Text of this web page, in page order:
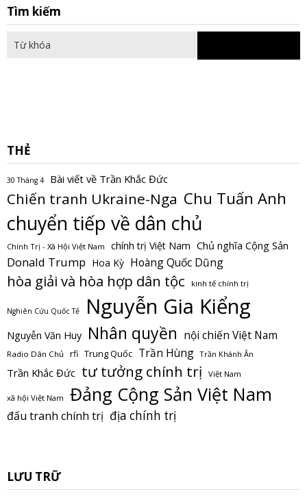
Tìm kiếm
THẺ
30 Tháng 4 Bài viết về Trần Khắc Đức
Chiến tranh Ukraine-Nga Chu Tuấn Anh
chuyển tiếp về dân chủ
Chính Trị - Xã Hội Việt Nam chính trị Việt Nam Chủ nghĩa Cộng Sản
Donald Trump Hoa Kỳ Hoàng Quốc Dũng
hòa giải và hòa hợp dân tộc kinh tế chính trị
Nghiên Cứu Quốc Tế Nguyễn Gia Kiểng
Nguyễn Văn Huy Nhân quyền nội chiến Việt Nam
Radio Dân Chủ rfi Trung Quốc Trần Hùng Trần Khánh Ân
Trần Khắc Đức tư tưởng chính trị Việt Nam
xã hội Việt Nam Đảng Cộng Sản Việt Nam
đấu tranh chính trị địa chính trị
LƯU TRỮ